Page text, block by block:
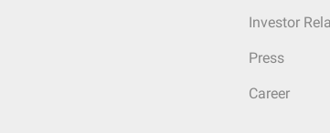
Investor
Press
Career